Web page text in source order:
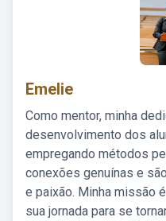
Emelie
Como mentor, minha
desenvolvimento dos
empregando métodos
conexões genuínas e
e paixão. Minha missão
sua jornada para se